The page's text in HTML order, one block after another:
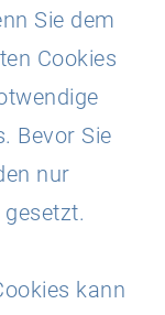
Sie dem
Cookies
Bevor Sie
nur
kann